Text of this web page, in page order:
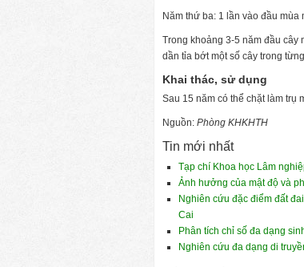
Năm thứ ba: 1 lần vào đầu mùa
Trong khoảng 3-5 năm đầu cây
dần tỉa bớt một số cây trong
Khai thác, sử dụng
Sau 15 năm có thể chặt làm trụ
Nguồn: Phòng KHKHTH
Tin mới nhất
Tạp chí Khoa học Lâm
Ảnh hưởng của mật độ và
Nghiên cứu đặc điểm đất
Cai
Phân tích chỉ số đa dạng
Nghiên cứu đa dạng di